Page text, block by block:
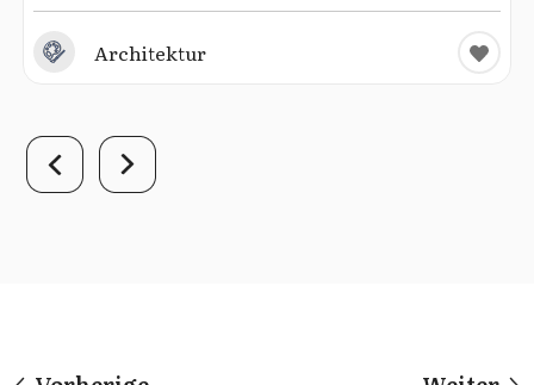
Architektur